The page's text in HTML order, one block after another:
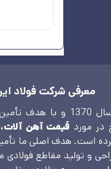
معرفی شرکت فولاد
مجموعه‌ فولاد ایرانیان
در مورد قیمت آهن
است. هدف اصلی ما
و تولید مقاطع